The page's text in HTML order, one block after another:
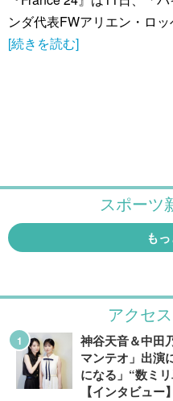
ンダ代表FWアリエン・ロ
[続きを読む]
アクセ
神谷天音＆中田
マンテオ」出演
になる」“数ミ
【インタビュー】